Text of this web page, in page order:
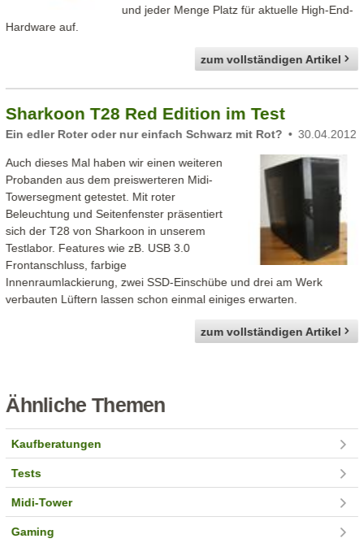
und jeder Menge Platz für aktuelle High-End-
Hardware auf.
zum vollständigen Artikel
Sharkoon T28 Red Edition im Test
Ein edler Roter oder nur einfach Schwarz mit Rot? 30.04.2012
Auch dieses Mal haben wir einen weiteren
Probanden aus dem preiswerteren Midi-
Towersegment getestet. Mit roter
Beleuchtung und Seitenfenster präsentiert
sich der T28 von Sharkoon in unserem
Testlabor. Features wie zB. USB 3.0
Frontanschluss, farbige
Innenraumlackierung, zwei SSD-Einschübe und drei am Werk
verbauten Lüftern lassen schon einmal einiges erwarten.
zum vollständigen Artikel
Ähnliche Themen
Kaufberatungen
Tests
Midi-Tower
Gaming